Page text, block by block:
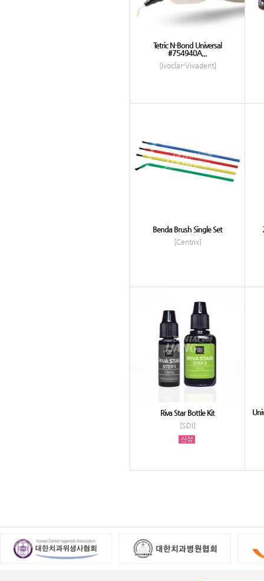
Tetric N-Bond Universal
#754940A...
[Ivoclar-Vivadent]
Benda Brush Single Set
[Centrix]
Riva Star Bottle Kit
[SDI]